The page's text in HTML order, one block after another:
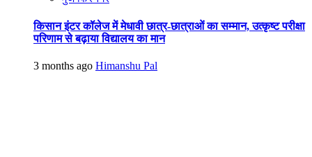
किसान इंटर कॉलेज में मेधावी छात्र-छात्राओं का सम्मान, उत्कृष्ट परीक्षा
परिणाम से बढ़ाया विद्यालय का मान
3 months ago Himanshu Pal